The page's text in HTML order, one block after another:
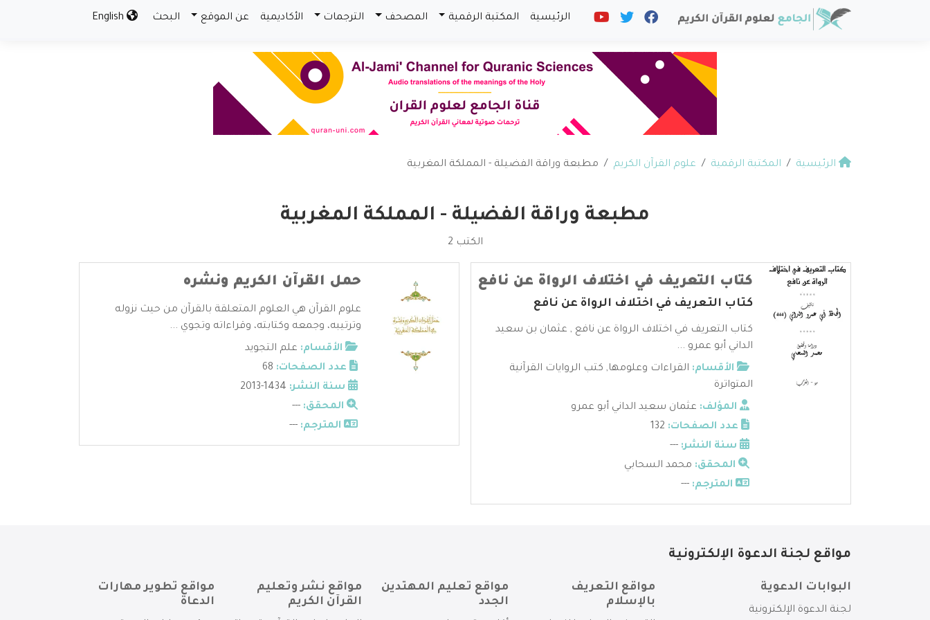
الرئيسية المكتبة الرقمية المصحف الترجمات الأكاديمية عن الموقع البحث
الرئيسية المكتبة الرقمية علوم القرآن الكريم مطبعة وراقة الفضيلة - المملكة المغربية
مطبعة وراقة الفضيلة - المملكة المغربية
الكتب 2
كتاب التعريف في اختلاف الرواة عن نافع
كتاب التعريف في اختلاف الرواة عن نافع
كتاب التعريف في اختلاف الرواة عن نافع , عثمان بن سعيد
الداني أبو عمرو ...
الأقسام: القراءات وعلومها, كتب الروايات القرآنية
المتواترة
المؤلف: عثمان سعيد الداني أبو عمرو
عدد الصفحات:
سنة النشر: ---
المحقق: محمد السحابي
المترجم: ---
حمل القرآن الكريم ونشره
علوم القرآن هي العلوم المتعلقة بالقرآن من حيث نزوله
وترتيبه، وجمعه وكتابته، وقراءاته وتجوي ...
الأقسام: علم التجويد
عدد الصفحات:
سنة النشر:
المحقق: ---
المترجم: ---
مواقع لجنة الدعوة الإلكترونية
البوابات الدعوية
لجنة الدعوة الإلكترونية
مواقع التعريف
بالإسلام
مواقع تعليم المهتدين
الجدد
مواقع نشر وتعليم
القرآن الكريم
مواقع تطوير مهارات
الدعاة